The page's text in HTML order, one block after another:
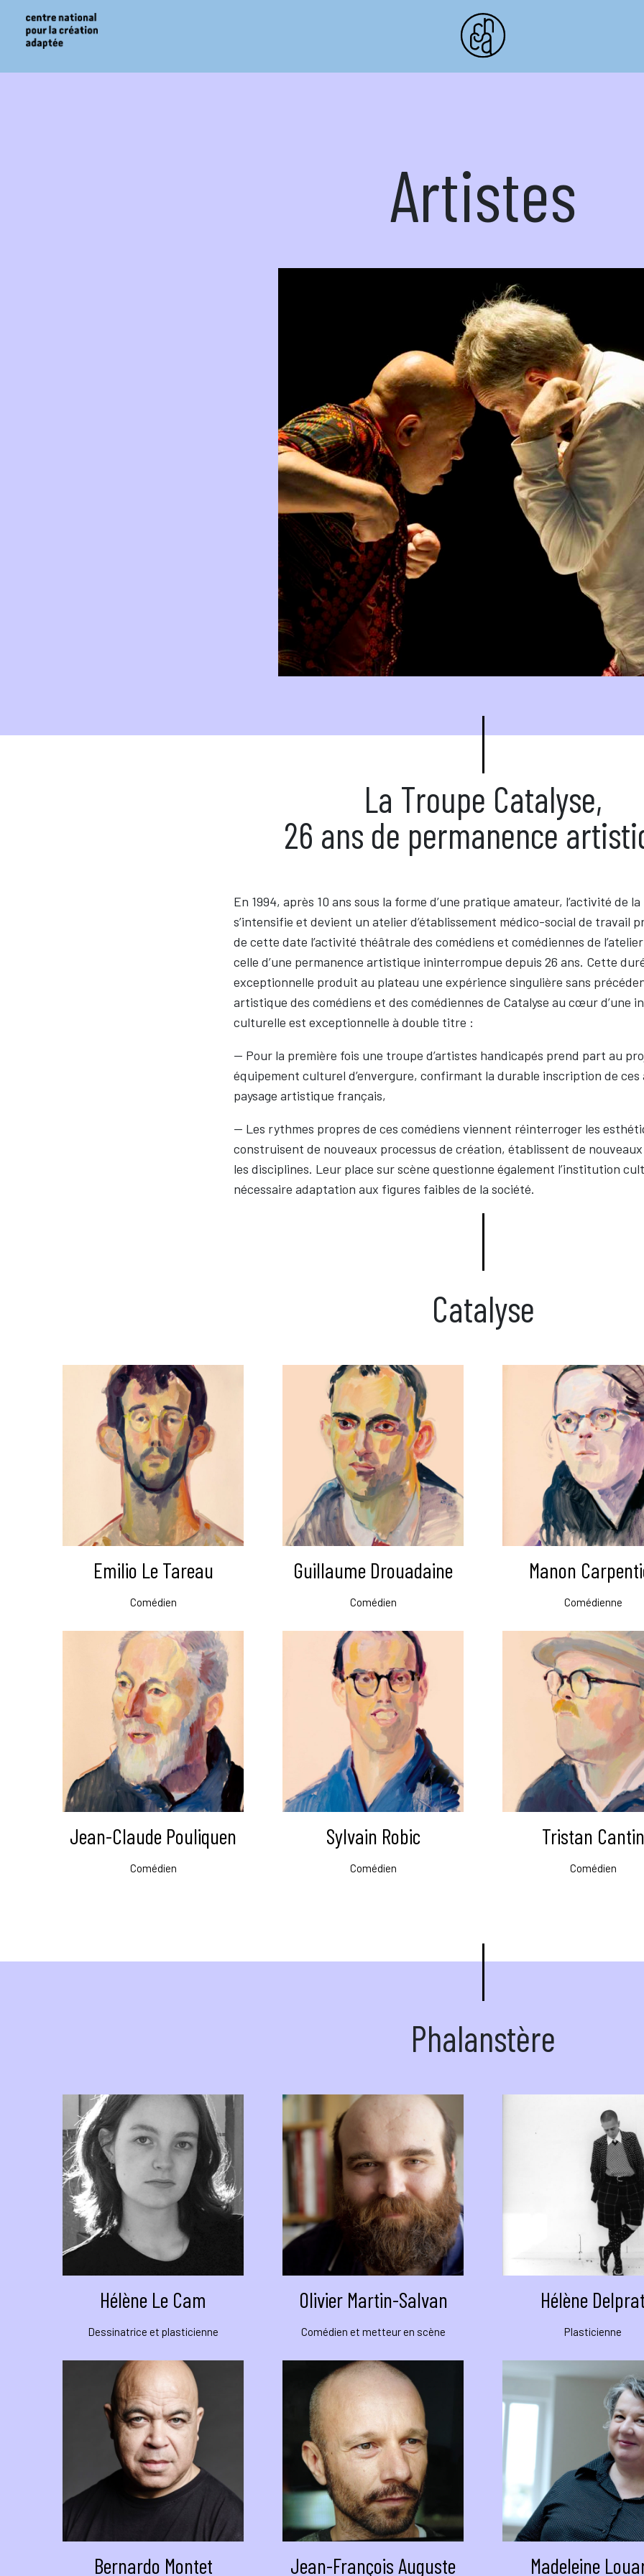
Artistes
La Troupe Catalyse,
26 ans de permanence
En 1994, après 10 ans sous la forme d’une pratique amateur, l’activité de
s’intensifie et devient un atelier d’établissement médico-social de travail
de cette date l’activité théâtrale des comédiens et comédiennes de
celle d’une permanence artistique ininterrompue depuis 26 ans. Cette
exceptionnelle produit au plateau une expérience singulière sans
artistique des comédiens et des comédiennes de Catalyse au cœur d’une
culturelle est exceptionnelle à double titre :
— Pour la première fois une troupe d’artistes handicapés prend part au
équipement culturel d’envergure, confirmant la durable inscription de ces
paysage artistique français,
— Les rythmes propres de ces comédiens viennent réinterroger les
construisent de nouveaux processus de création, établissent de
les disciplines. Leur place sur scène questionne également l’institution
nécessaire adaptation aux figures faibles de la société.
Catalyse
Emilio Le Tareau
Comédien
Guillaume Drouadaine
Comédien
Manon
Comédienne
Jean-Claude Pouliquen
Comédien
Sylvain Robic
Comédien
Tristan Cantin
Comédien
Phalanstère
Hélène Le Cam
Dessinatrice et plasticienne
Olivier Martin-Salvan
Comédien et metteur en scène
Hélène
Plasticienne
Bernardo Montet Jean-François Auguste Madeleine